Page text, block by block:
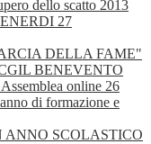
dello scatto 2013
27
DELLA FAME"
BENEVENTO
online 26
di formazione e
ANNO SCOLASTICO